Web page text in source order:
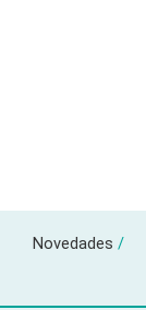
Novedades /